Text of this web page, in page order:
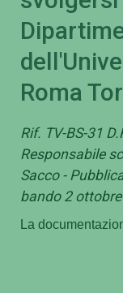
Roma
Rif. TV-BS-31
Responsabile
Sacco -
bando 2
La